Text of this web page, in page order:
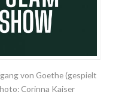
von Goethe (gespielt
Corinna Kaiser